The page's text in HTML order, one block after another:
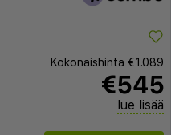
Kokonaishinta €1.089
€545
lue lisää